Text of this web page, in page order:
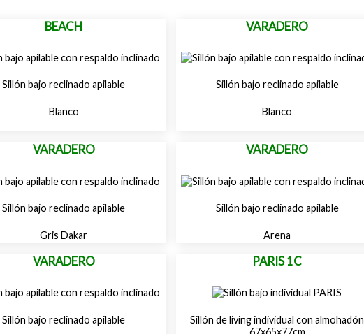
BEACH
Sillón bajo reclinado apilable
Blanco
VARADERO
Sillón bajo reclinado apilable
Blanco
VARADERO
Sillón bajo reclinado apilable
Gris Dakar
VARADERO
Sillón bajo reclinado apilable
Arena
VARADERO
Sillón bajo reclinado apilable
PARIS 1C
Sillón de living individual con almohadón
67x65x77cm